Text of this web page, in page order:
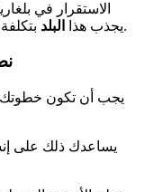
الاستقرار في
يجذب هذا
البلد بتكلفة الحياة المناسبة وإطاره الطبيعي المحفوظ.
يجب أن تكون خطوتك
يساعدك ذلك على